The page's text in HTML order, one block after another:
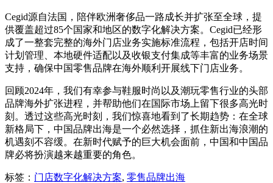
Cegid源自法国，陪伴欧洲奢侈品一路成长并扩张至全球，提
供覆盖超过85个国家和地区的数字化解决方案。Cegid已经形
成了一整套完整的海外门店业务实施标准流程，包括开店时间
计划管理、本地硬件适配以及收银支付集成等丰富的业务场景
支持，确保中国零售品牌在海外顺利开展线下门店业务。
回顾2024年，我们有幸参与鞋服时尚以及潮玩零售行业的头部
品牌海外扩张进程，并帮助他们在国际市场上留下很多高光时
刻。透过这些高光时刻，我们惊喜地看到了长期趋势：在全球
新格局下，中国品牌出海是一个必然选择，抓住新出海浪潮的
机遇刻不容缓。在新时代赋予的巨大机会面前，中国和中国品
牌必将扮演越来越重要的角色。
标签： 门店数字化解决方案, 零售品牌出海